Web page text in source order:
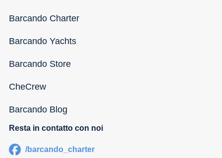
Barcando Charter
Barcando Yachts
Barcando Store
CheCrew
Barcando Blog
Resta in contatto con noi
/barcando_charter